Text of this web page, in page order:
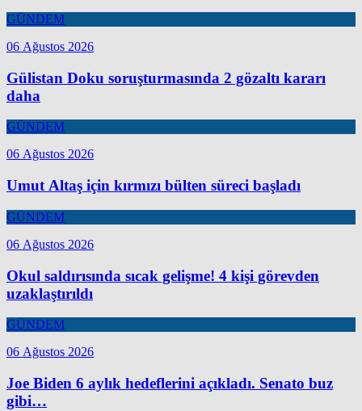
GÜNDEM
06 Ağustos 2026
Gülistan Doku soruşturmasında 2 gözaltı kararı
daha
GÜNDEM
06 Ağustos 2026
Umut Altaş için kırmızı bülten süreci başladı
GÜNDEM
06 Ağustos 2026
Okul saldırısında sıcak gelişme! 4 kişi görevden
uzaklaştırıldı
GÜNDEM
06 Ağustos 2026
Joe Biden 6 aylık hedeflerini açıkladı. Senato buz
gibi…